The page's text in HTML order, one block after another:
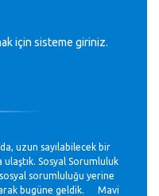
uzun sayılabilecek bir
ulaştık. Sosyal Sorumluluk
sorumluluğu yerine
bugüne geldik. Mavi
için sisteme giriniz.